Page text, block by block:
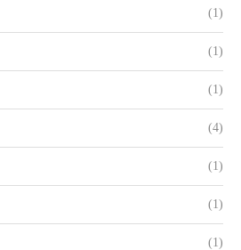
(1)
(1)
(1)
(4)
(1)
(1)
(1)